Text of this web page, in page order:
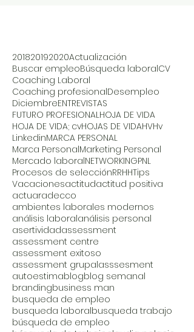
201820192020Actualización
Buscar empleoBúsqueda laboralCV
Coaching Laboral
Coaching profesionalDesempleo
DiciembreENTREVISTAS
FUTURO PROFESIONALHOJA DE VIDA
HOJA DE VIDA; cvHOJAS DE VIDAHVHv
LinkedinMARCA PERSONAL
Marca PersonalMarketing Personal
Mercado laboralNETWORKINGPNL
Procesos de selecciónRRHHTips
Vacacionesactitudactitud positiva
actuaradecco
ambientes laborales modernos
análisis laboralanálisis personal
asertividadassessment
assessment centre
assessment exitoso
assessment grupalasssesment
autoestimablogblog semanal
brandingbusiness man
busqueda de empleo
busqueda laboralbusqueda trabajo
búsqueda de empleo